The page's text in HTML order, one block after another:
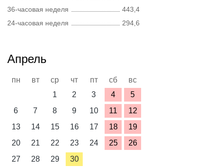
36-часовая неделя
443,4
24-часовая неделя
294,6
Апрель
пн вт ср чт пт сб
вс
1
2 3 4
5
6
7 8 9 10 11
12
13
14 15 16 17 18
19
20
21 22 23 24 25
26
27
28 29 30